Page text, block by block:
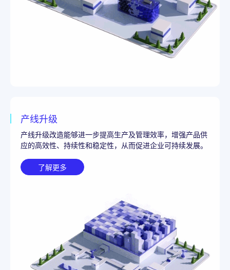
产线升级
产线升级改造能够进一步提高生产及管理效率，增强产品供
应的高效性、持续性和稳定性，从而促进企业可持续发展。
了解更多